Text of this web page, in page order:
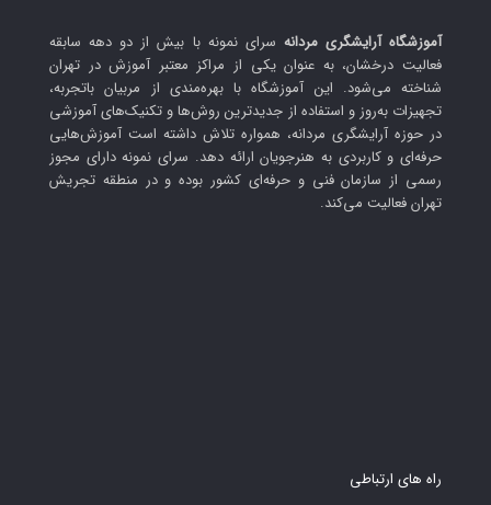
آموزشگاه آرایشگری مردانه سرای نمونه با بیش از دو دهه سابقه
فعالیت درخشان، به عنوان یکی از مراکز معتبر آموزش در تهران
شناخته می‌شود. این آموزشگاه با بهره‌مندی از مربیان باتجربه،
تجهیزات به‌روز و استفاده از جدیدترین روش‌ها و تکنیک‌های آموزشی
در حوزه آرایشگری مردانه، همواره تلاش داشته است آموزش‌هایی
حرفه‌ای و کاربردی به هنرجویان ارائه دهد. سرای نمونه دارای مجوز
رسمی از سازمان فنی و حرفه‌ای کشور بوده و در منطقه تجریش
تهران فعالیت می‌کند.
راه های ارتباطی